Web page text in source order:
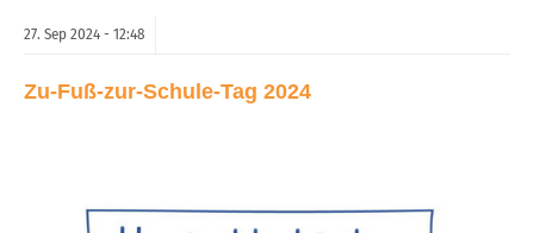
27. Sep 2024 - 12:48
Zu-Fuß-zur-Schule-Tag 2024